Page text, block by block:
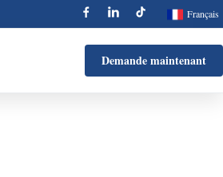
Français
Demande maintenant